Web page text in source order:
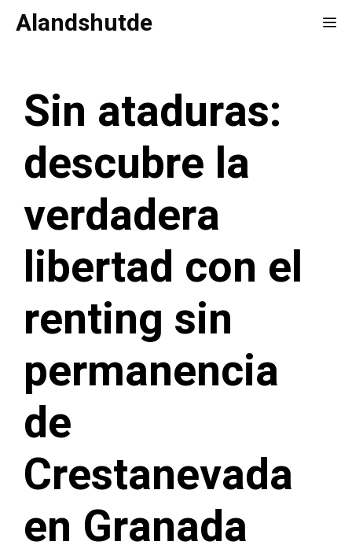
Saltar
Alandshutde
Sin ataduras:
descubre la
verdadera
libertad con el
renting sin
permanencia
de
Crestanevada
en Granada